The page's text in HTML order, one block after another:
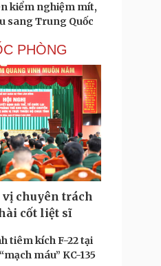
kiểm nghiệm mít,
sang Trung Quốc
PHÒNG
chuyên trách
cốt liệt sĩ
tiêm kích F-22 tại
máu” KC-135